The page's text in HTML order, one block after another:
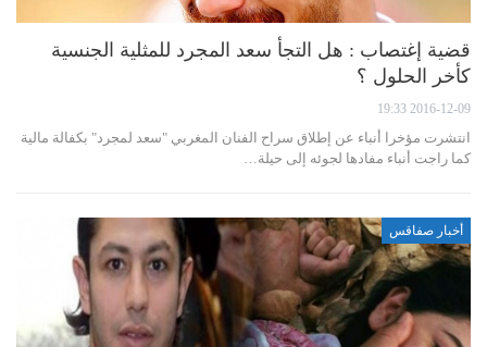
قضية إغتصاب : هل التجأ سعد المجرد للمثلية الجنسية
كأخر الحلول ؟
2016-12-09 19:33
انتشرت مؤخرا أنباء عن إطلاق سراح الفنان المغربي "سعد لمجرد" بكفالة مالية
كما راجت أنباء مفادها لجوئه إلى حيلة…
أخبار صفاقس